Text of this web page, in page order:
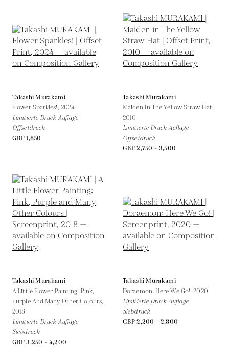
Takashi Murakami
Flower Sparkles!, 2024
Limitierte Druck Auflage
Offsetdruck
GBP 1,850
Takashi Murakami
Maiden In The Yellow Straw Hat,
2010
Limitierte Druck Auflage
Offsetdruck
GBP 2,750 - 3,500
Takashi Murakami
A Little Flower Painting: Pink,
Purple And Many Other Colours,
2018
Limitierte Druck Auflage
Siebdruck
GBP 3,250 - 4,200
Takashi Murakami
Doraemon: Here We Go!,2020
Limitierte Druck Auflage
Siebdruck
GBP 2,200 - 2,800